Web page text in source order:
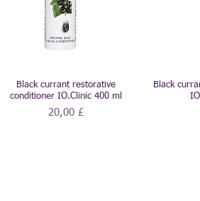
Black currant restorative
conditioner IO.Clinic 400 ml
Preis
20,00 £
Black